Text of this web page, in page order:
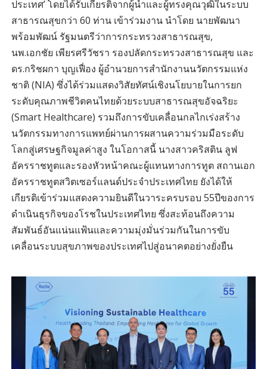
ประเทศ’ โดยได้รับเกียรติจากผู้นำและผู้ทรงคุณวุฒิในระบบ
สาธารณสุขกว่า 60 ท่าน เข้าร่วมงาน นำโดย นายพัฒนา
พร้อมพัฒน์ รัฐมนตรีว่าการกระทรวงสาธารณสุข,
นพ.เอกชัย เพียรศรีวัชรา รองปลัดกระทรวงสาธารณสุข และ
ดร.กริชผกา บุญเฟื่อง ผู้อำนวยการสำนักงานนวัตกรรมแห่ง
ชาติ (NIA) ซึ่งได้ร่วมแสดงวิสัยทัศน์เชิงนโยบายในการยก
ระดับคุณภาพชีวิตคนไทยด้วยระบบสาธารณสุขอัจฉริยะ
(Smart Healthcare) รวมถึงการขับเคลื่อนกลไกเร่งสร้าง
นวัตกรรมทางการแพทย์ผ่านการผสานความร่วมมือระดับ
โลกสู่เศรษฐกิจมูลค่าสูง ในโอกาสนี้ นางสาวคริสติน ลูฟ
อัครราชทูตและรองหัวหน้าคณะผู้แทนทางการทูต สถานเอก
อัครราชทูตสวิตเซอร์แลนด์ประจำประเทศไทย ยังได้ให้
เกียรติเข้าร่วมแสดงความยินดีในวาระครบรอบ 55ปีของการ
ดำเนินธุรกิจของโรชในประเทศไทย ซึ่งสะท้อนถึงความ
สัมพันธ์อันแน่นแฟ้นและความมุ่งมั่นร่วมกันในการขับ
เคลื่อนระบบสุขภาพของประเทศไปสู่อนาคตอย่างยั่งยืน